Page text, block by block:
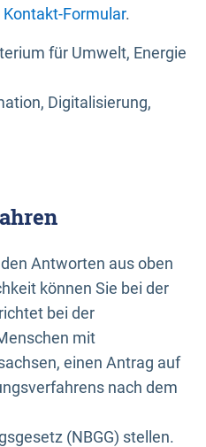
Kontakt-Formular.
für Umwelt, Energie
Digitalisierung,
Antworten aus oben
können Sie bei der
bei der
mit
einen Antrag auf
nach dem
(NBGG) stellen.